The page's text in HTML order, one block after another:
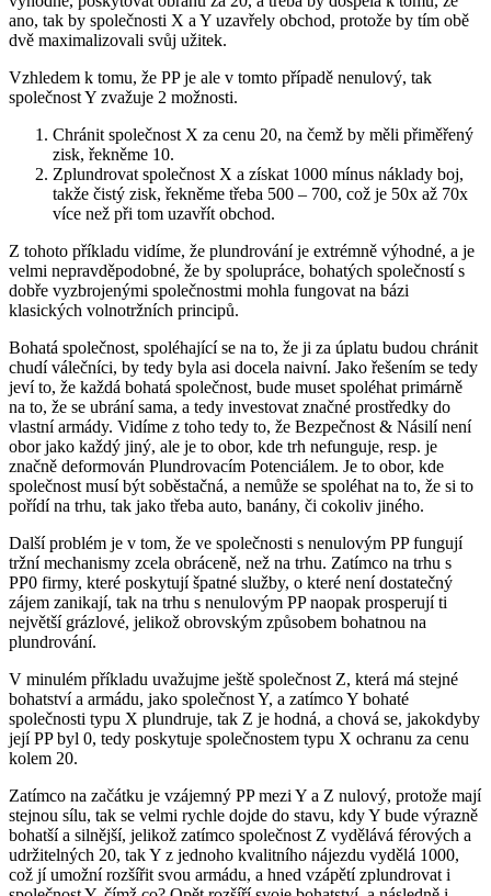
ano, tak by společnosti X a Y uzavřely obchod, protože by tím obě
dvě maximalizovali svůj užitek.
Vzhledem k tomu, že PP je ale v tomto případě nenulový, tak
společnost Y zvažuje 2 možnosti.
Chránit společnost X za cenu 20, na čemž by měli přiměřený
zisk, řekněme 10.
Zplundrovat společnost X a získat 1000 mínus náklady boj,
takže čistý zisk, řekněme třeba 500 – 700, což je 50x až 70x
více než při tom uzavřít obchod.
Z tohoto příkladu vidíme, že plundrování je extrémně výhodné, a je
velmi nepravděpodobné, že by spolupráce, bohatých společností s
dobře vyzbrojenými společnostmi mohla fungovat na bázi
klasických volnotržních principů.
Bohatá společnost, spoléhající se na to, že ji za úplatu budou chránit
chudí válečníci, by tedy byla asi docela naivní. Jako řešením se tedy
jeví to, že každá bohatá společnost, bude muset spoléhat primárně
na to, že se ubrání sama, a tedy investovat značné prostředky do
vlastní armády. Vidíme z toho tedy to, že Bezpečnost & Násilí není
obor jako každý jiný, ale je to obor, kde trh nefunguje, resp. je
značně deformován Plundrovacím Potenciálem. Je to obor, kde
společnost musí být soběstačná, a nemůže se spoléhat na to, že si to
pořídí na trhu, tak jako třeba auto, banány, či cokoliv jiného.
Další problém je v tom, že ve společnosti s nenulovým PP fungují
tržní mechanismy zcela obráceně, než na trhu. Zatímco na trhu s
PP0 firmy, které poskytují špatné služby, o které není dostatečný
zájem zanikají, tak na trhu s nenulovým PP naopak prosperují ti
největší grázlové, jelikož obrovským způsobem bohatnou na
plundrování.
V minulém příkladu uvažujme ještě společnost Z, která má stejné
bohatství a armádu, jako společnost Y, a zatímco Y bohaté
společnosti typu X plundruje, tak Z je hodná, a chová se, jakokdyby
její PP byl 0, tedy poskytuje společnostem typu X ochranu za cenu
kolem 20.
Zatímco na začátku je vzájemný PP mezi Y a Z nulový, protože mají
stejnou sílu, tak se velmi rychle dojde do stavu, kdy Y bude výrazně
bohatší a silnější, jelikož zatímco společnost Z vydělává férových a
udržitelných 20, tak Y z jednoho kvalitního nájezdu vydělá 1000,
což jí umožní rozšířit svou armádu, a hned vzápětí zplundrovat i